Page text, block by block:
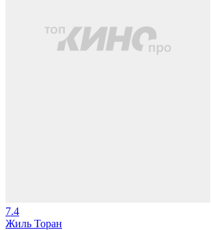
7.4
Жиль Торан